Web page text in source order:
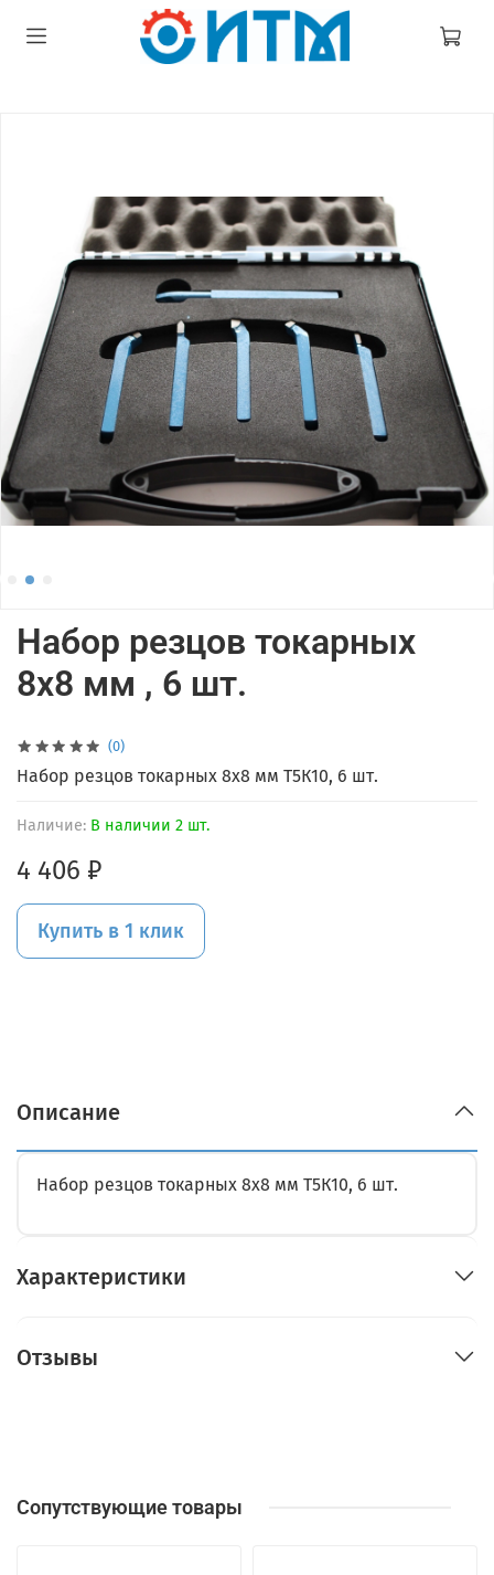
(0)
Наличие: В наличии 2 шт.
Набор резцов токарных
8х8 мм , 6 шт.
4 406 ₽
Купить в 1 клик
Набор резцов токарных 8х8 мм Т5К10, 6 шт.
Описание
Набор резцов токарных 8х8 мм Т5К10, 6 шт.
Характеристики
Отзывы
Сопутствующие товары